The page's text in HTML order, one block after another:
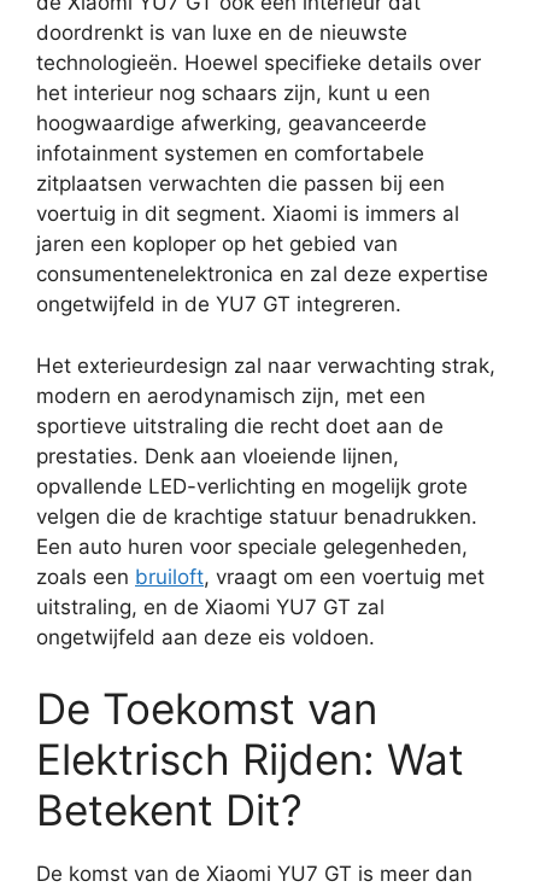
doordrenkt is van luxe en de nieuwste
technologieën. Hoewel specifieke details over
het interieur nog schaars zijn, kunt u een
hoogwaardige afwerking, geavanceerde
infotainment systemen en comfortabele
zitplaatsen verwachten die passen bij een
voertuig in dit segment. Xiaomi is immers al
jaren een koploper op het gebied van
consumentenelektronica en zal deze expertise
ongetwijfeld in de YU7 GT integreren.
Het exterieurdesign zal naar verwachting strak,
modern en aerodynamisch zijn, met een
sportieve uitstraling die recht doet aan de
prestaties. Denk aan vloeiende lijnen,
opvallende LED-verlichting en mogelijk grote
velgen die de krachtige statuur benadrukken.
Een auto huren voor speciale gelegenheden,
zoals een bruiloft, vraagt om een voertuig met
uitstraling, en de Xiaomi YU7 GT zal
ongetwijfeld aan deze eis voldoen.
De Toekomst van
Elektrisch Rijden: Wat
Betekent Dit?
De komst van de Xiaomi YU7 GT is meer dan